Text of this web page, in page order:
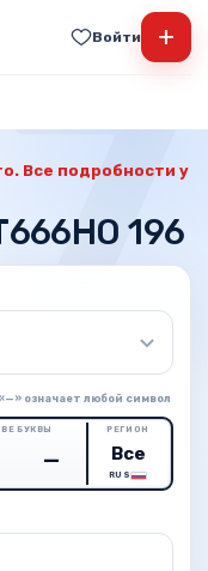
Войти +
Все подробности у
196
означает любой символ
БУКВЫ РЕГИОН
RUS